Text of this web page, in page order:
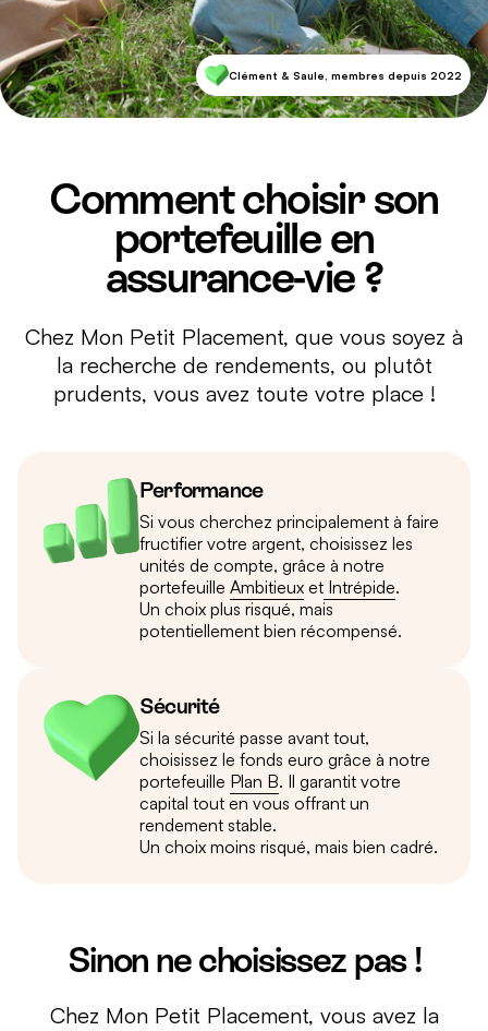
Clément & Saule, membres depuis 2022
Comment choisir son
portefeuille en
assurance-vie ?
Chez Mon Petit Placement, que vous soyez à
la recherche de rendements, ou plutôt
prudents, vous avez toute votre place !
Performance
Si vous cherchez principalement à faire
fructifier votre argent, choisissez les
unités de compte, grâce à notre
portefeuille Ambitieux et Intrépide.
Un choix plus risqué, mais
potentiellement bien récompensé.
Sécurité
Si la sécurité passe avant tout,
choisissez le fonds euro grâce à notre
portefeuille Plan B. Il garantit votre
capital tout en vous offrant un
rendement stable.
Un choix moins risqué, mais bien cadré.
Sinon ne choisissez pas !
Chez Mon Petit Placement, vous avez la